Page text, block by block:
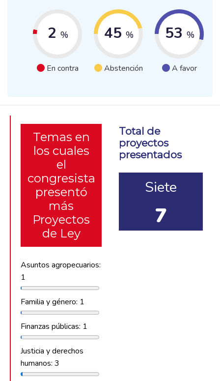
2 %
En contra
45 %
Abstención
53 %
A favor
Temas en
los cuales
el
congresista
presentó
más
Proyectos
de Ley
Asuntos agropecuarios:
1
Familia y género: 1
Finanzas públicas: 1
Justicia y derechos
humanos: 3
Total de
proyectos
presentados
Siete
7